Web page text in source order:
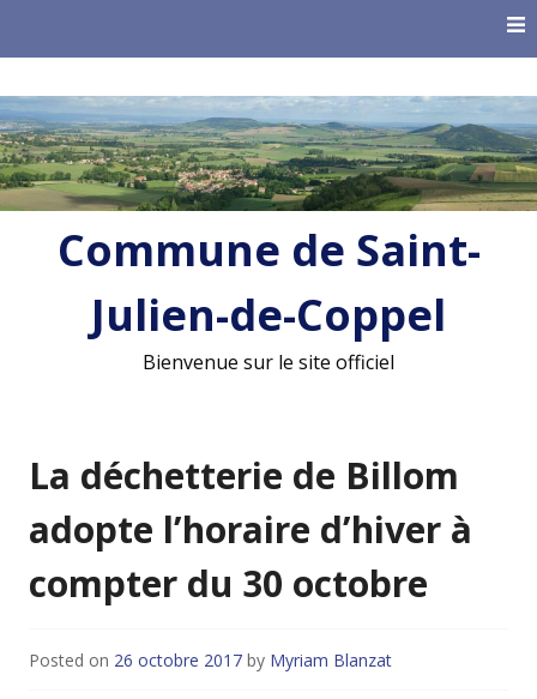
Commune de Saint-
Julien-de-Coppel
Bienvenue sur le site officiel
La déchetterie de Billom
adopte l’horaire d’hiver à
compter du 30 octobre
Posted on 26 octobre 2017 by Myriam Blanzat